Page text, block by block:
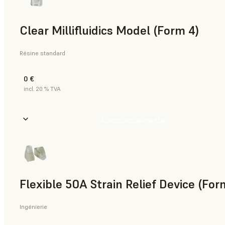
Clear Millifluidics Model (Form 4)
Résine standard
0 €
incl. 20 % TVA
Flexible 50A Strain Relief Device
Ingénierie